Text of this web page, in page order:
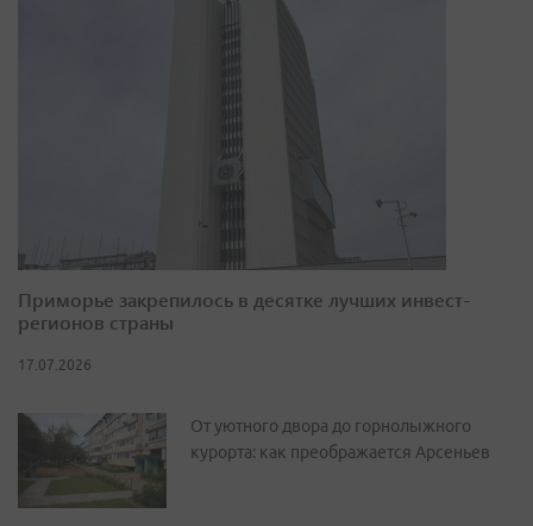
Приморье закрепилось в десятке лучших инвест-
регионов страны
17.07.2026
От уютного двора до горнолыжного
курорта: как преображается Арсеньев